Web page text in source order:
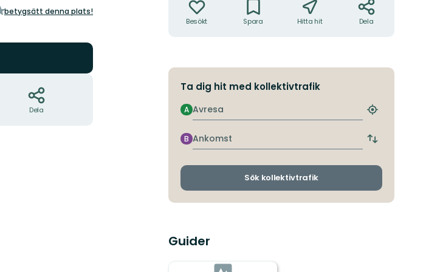
betygsätt denna plats!
Dela
Besökt Spara Hitta hit Dela
Ta dig hit med kollektivtrafik
Avresa
A
Hitta
hållplats
Ankomst
B
Byt
och
Sök kollektivtrafik
Guider